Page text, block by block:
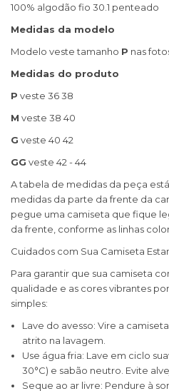
100% algodão fio 30.1 penteado
Medidas da modelo
Modelo veste tamanho P nas
Medidas do produto
P veste 36 38
M veste 38 40
G veste 40 42
GG veste 42 - 44
A tabela de medidas da peça
medidas da parte da frente da
pegue uma camiseta que fique
da frente, conforme as linhas
Cuidados com Sua Camiseta
Para garantir que sua camiseta
qualidade e as cores vibrantes
simples:
Lave do avesso: Vire a
atrito na lavagem.
Use água fria: Lave em ciclo
30°C) e sabão neutro. Evite
Seque ao ar livre: Pendure à